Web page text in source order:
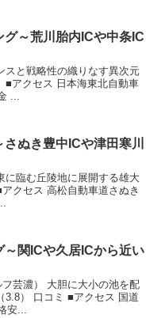
～荒川胎内ICや中条IC
格安料金 ...
ぬき豊中ICや津田寒川
アクセス(地図) ...
関ICや久居ICから近い
小の池を配
道関ICから5km以内 ■格安...